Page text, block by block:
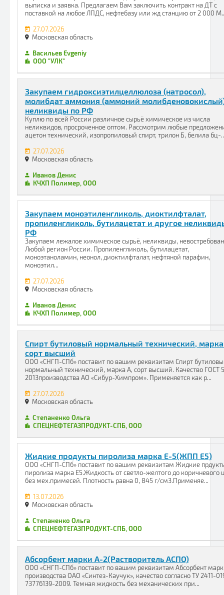
выписка и заявка. Предлагаем Вам заключить контракт на ДТ с
поставкой на любое ЛПДС, нефтебазу или жд станцию от 2 000
27.07.2026
Московская область
Васильев Evgeniy
ООО "УЛК"
Закупаем гидроксиэтилцеллюлоза (натросол),
молибдат аммония (аммоний
неликвиды по РФ
Куплю по всей России различное сырьё химическое из числа
неликвидов, просроченное оптом. Рассмотрим любые
ацетон технический, изопропиловый спирт, трилон Б, белила бц-
27.07.2026
Московская область
Иванов Денис
КЧХП Полимер, ООО
Закупаем моноэтиленгликоль, диоктилфталат,
пропиленгликоль, бутилацетат и другое
РФ
Закупаем лежалое химическое сырьё, неликвиды,
Любой регион России. Пропиленгликоль, бутилацетат,
моноэтаноламин, неонол, диоктилфталат, нефтяной парафин,
моноэтил...
27.07.2026
Московская область
Иванов Денис
КЧХП Полимер, ООО
Спирт бутиловый нормальный технический,
сорт высший
ООО «СНГП-СПб» поставит по вашим реквизитам Спирт
нормальный технический, марка А, сорт высший. Качество ГОСТ
2013производства АО «Сибур-Химпром». Применяется как р...
27.07.2026
Московская область
Степаненко Ольга
СПЕЦНЕФТЕГАЗПРОДУКТ-СПБ, ООО
Жидкие продукты пиролиза марка Е-5(ЖПП Е5)
ООО «СНГП-СПб» поставит по вашим реквизитам Жидкие
пиролиза марка Е5.Жидкость от светло-желтого до коричневого
без мех.примесей. Плотность равна 0, 845 г/см3.Применяе...
13.07.2026
Московская область
Степаненко Ольга
СПЕЦНЕФТЕГАЗПРОДУКТ-СПБ, ООО
Абсорбент марки А-2(Растворитель АСПО)
ООО «СНГП-СПб» поставит по вашим реквизитам Абсорбент
производства ОАО «Синтез-Каучук», качество согласно ТУ 2411-
73776139-2009. Темная жидкость без механических при...